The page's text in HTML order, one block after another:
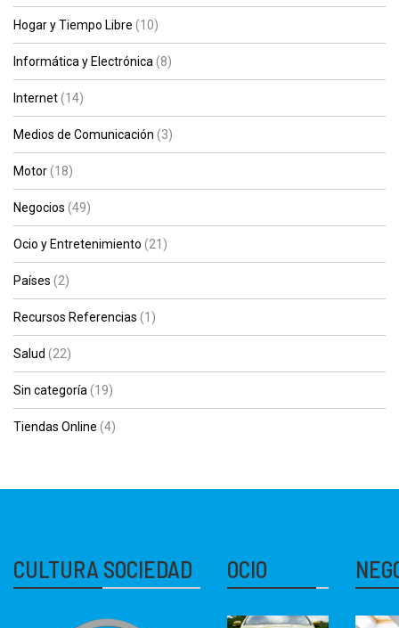
Hogar y Tiempo Libre (10)
Informática y Electrónica (8)
Internet(14)
Medios de Comunicación (3)
Motor(18)
Negocios (49)
Ocio y Entretenimiento (21)
Países (2)
Recursos Referencias (1)
Salud (22)
Sin categoría (19)
Tiendas Online (4)
CULTURA SOCIEDAD OCIO